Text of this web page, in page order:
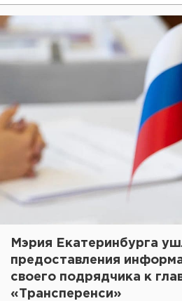
Мэрия Екатеринбурга
предоставления
своего подрядчика к
«Трансперенси»